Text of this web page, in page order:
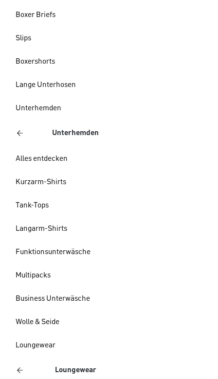
Boxer Briefs
Slips
Boxershorts
Lange Unterhosen
Unterhemden
Unterhemden
Alles entdecken
Kurzarm-Shirts
Tank-Tops
Langarm-Shirts
Funktionsunterwäsche
Multipacks
Business Unterwäsche
Wolle & Seide
Loungewear
Loungewear